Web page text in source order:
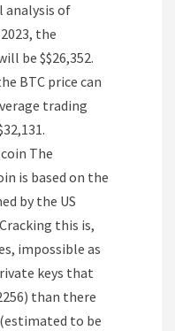
analysis of
the
be $$26,352.
BTC price can
trading
The
is based on the
by the US
this is,
impossible as
keys that
than there
to be